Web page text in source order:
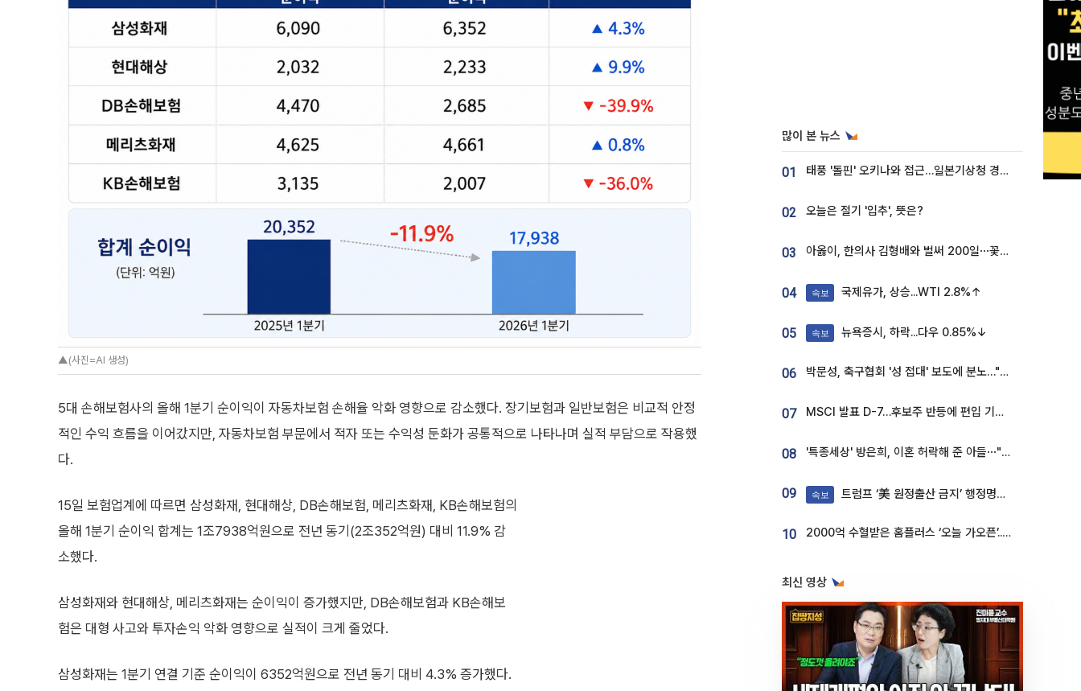
▲(사진=AI 생성)
5대 손해보험사의 올해 1분기 순이익이 자동차보험 손해율 악화 영향으로 감소했다. 장기보험과 일반보험은 비교적 안정
적인 수익 흐름을 이어갔지만, 자동차보험 부문에서 적자 또는 수익성 둔화가 공통적으로 나타나며 실적 부담으로 작용했
다.
15일 보험업계에 따르면 삼성화재, 현대해상, DB손해보험, 메리츠화재, KB손해보험의
올해 1분기 순이익 합계는 1조7938억원으로 전년 동기(2조352억원) 대비 11.9% 감
소했다.
삼성화재와 현대해상, 메리츠화재는 순이익이 증가했지만, DB손해보험과 KB손해보
험은 대형 사고와 투자손익 악화 영향으로 실적이 크게 줄었다.
삼성화재는 1분기 연결 기준 순이익이 6352억원으로 전년 동기 대비 4.3% 증가했다.
많이 본 뉴스
01 태풍 '돌핀' 오키나와 접근…일본기상청 경로 업데이트
02 오늘은 절기 '입추', 뜻은?
03 아옳이, 한의사 김형배와 벌써 200일⋯꽃다발 들고 "프러포즈 아냐"
04 속보 국제유가, 상승...WTI 2.8%↑
05 속보 뉴욕증시, 하락...다우 0.85%↓
06 박문성, 축구협회 '성 접대' 보도에 분노…"다 말아먹으려고 작정했나"
07 MSCI 발표 D-7…후보주 반등에 편입 기대 재점화
08 '특종세상' 방은희, 이혼 허락해 준 아들⋯"너무 잘 커줬다" 오열
09 속보 트럼프 ‘美 원정출산 금지’ 행정명령 서명
10 2000억 수혈받은 홈플러스 ‘오늘 가오픈’...13일 정식 개장 시험대
최신 영상